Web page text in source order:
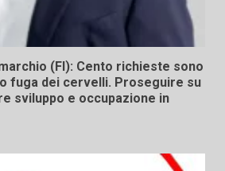
(FI): Cento richieste sono
fuga dei cervelli. Proseguire su
sviluppo e occupazione in